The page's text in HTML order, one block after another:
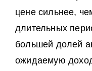
цене сильнее,
длительных
большей долей
ожидаемую